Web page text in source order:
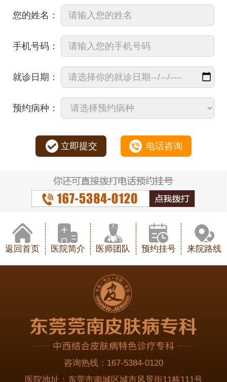
您的姓名：
手机号码：
就诊日期：
预约病种：
立即提交 电话咨询
返回首页 医院简介 医师团队 预约挂号 来院路线
咨询热线： 167-5384-0120
医院地址： 东莞市南城区城市风景街11栋111号